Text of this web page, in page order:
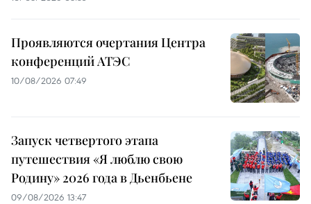
Проявляются очертания Центра
конференций АТЭС
10/08/2026 07:49
Запуск четвертого этапа
путешествия «Я люблю свою
Родину» 2026 года в Дьенбьене
09/08/2026 13:47